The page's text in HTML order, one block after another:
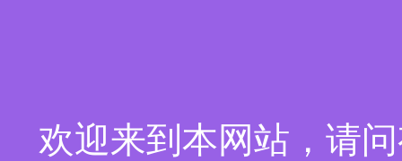
欢迎来到本网站，请